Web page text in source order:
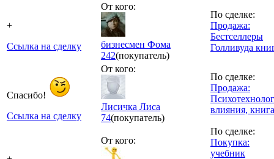
+
Ссылка на сделку
От кого:
бизнесмен Фома
242(покупатель)
По сделке:
Продажа:
Бестселлеры
Голливуда
Спасибо!
Ссылка на сделку
От кого:
Лисичка Лиса
74(покупатель)
По сделке:
Продажа:
влияния, книга
От кого:
По сделке:
Покупка:
учебник